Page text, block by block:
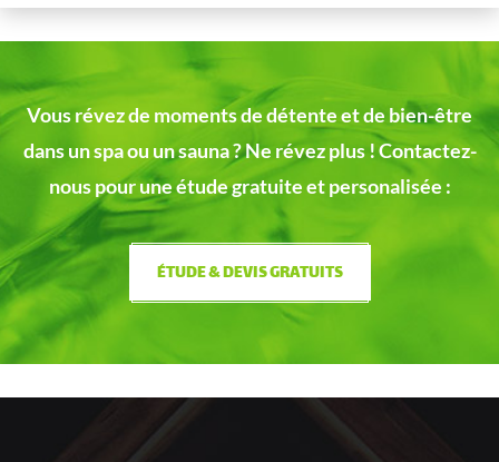
Vous révez de moments de détente et de bien-être
dans un spa ou un sauna ?Ne révez plus ! Contactez-
nous pour une étude gratuite et personalisée :
ÉTUDE & DEVIS GRATUITS